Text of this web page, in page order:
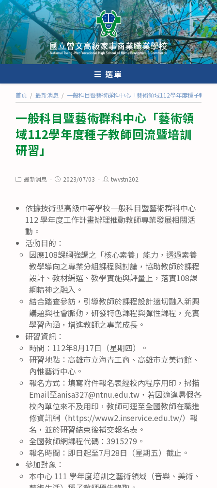
跳
轉
至
主
要
內
選單
首頁 / 最新消息 / 一般科目暨藝術群科中心「藝術領域112學年度種子教師
一般科目暨藝術群科中心「藝術領
域112學年度種子教師回流暨培訓
研習」
Post最新消息
Post2023/07/03
Posttwvstn202
依據技術型高級中等學校一般科目暨藝術群科中心
112 學年度工作計畫辦理推動教師專業發展相關活
動。
活動目的：
因應108課綱強調之「核心素養」能力，透過素養
教學導向之專業分組課程與討論，協助教師於課程
設計、教材編選、教學實施與評量上，落實108課
綱精神之融入。
結合踏查參訪，引導教師於課程設計適切融入新興
議題與社會脈動，研發特色課程與彈性課程，充實
學習內涵，增進教師之專業成長。
研習資訊：
時間：112年8月17日（星期四）。
研習地點：高雄市立海青工商、高雄市立美術館、
內惟藝術中心。
報名方式：填寫附件報名表經校內程序用印，掃描
Email至anisa327@ntnu.edu.tw，若因適逢暑假各
校內單位來不及用印，教師可逕至全國教師在職進
修資訊網（https://www2.inservice.edu.tw/）報
名，並於研習結束後補交報名表。
全國教師網課程代碼：3915279。
報名時間：即日起至7月28日（星期五）截止。
參加對象：
本中心 111 學年度培訓之藝術領域（音樂、美術、